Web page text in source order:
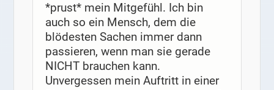
*prust* mein Mitgefühl. Ich bin
auch so ein Mensch, dem die
blödesten Sachen immer dann
passieren, wenn man sie gerade
NICHT brauchen kann.
Unvergessen mein Auftritt in einer